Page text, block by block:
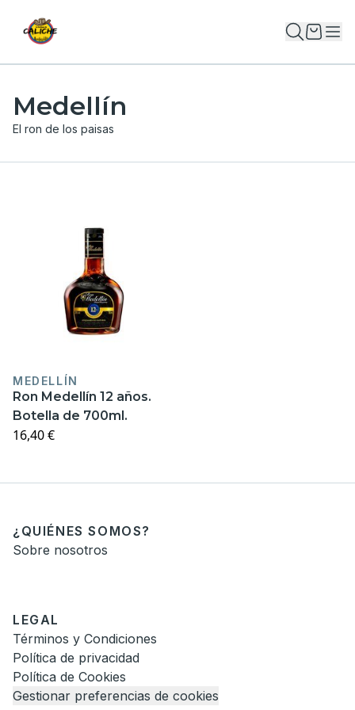
Medellín
El ron de los paisas
MEDELLÍN
Ron Medellín 12 años.
Botella de 700ml.
16,40 €
¿QUIÉNES SOMOS?
Sobre nosotros
LEGAL
Términos y Condiciones
Política de privacidad
Política de Cookies
Gestionar preferencias de cookies